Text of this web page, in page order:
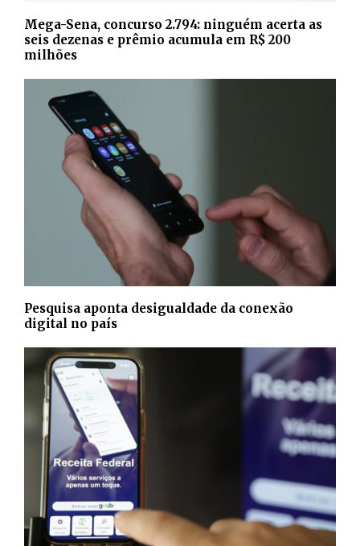
Mega-Sena, concurso 2.794: ninguém acerta as
seis dezenas e prêmio acumula em R$ 200
milhões
Pesquisa aponta desigualdade da conexão
digital no país